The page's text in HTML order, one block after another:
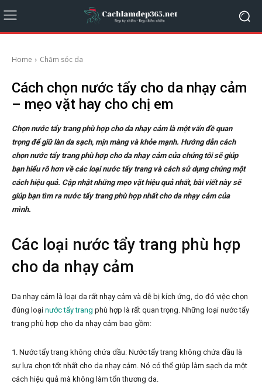
Home Chăm sóc da
Cách chọn nước tẩy cho da nhạy cảm
– mẹo vặt hay cho chị em
Chọn nước tẩy trang phù hợp cho da nhạy cảm là một vấn đề quan
trọng để giữ làn da sạch, mịn màng và khỏe mạnh. Hướng dẫn cách
chọn nước tẩy trang phù hợp cho da nhạy cảm của chúng tôi sẽ giúp
bạn hiểu rõ hơn về các loại nước tẩy trang và cách sử dụng chúng một
cách hiệu quả. Cập nhật những mẹo vặt hiệu quả nhất, bài viết này sẽ
giúp bạn tìm ra nước tẩy trang phù hợp nhất cho da nhạy cảm của
mình.
Các loại nước tẩy trang phù hợp
cho da nhạy cảm
Da nhạy cảm là loại da rất nhạy cảm và dễ bị kích ứng, do đó việc chọn
đúng loại nước tẩy trang phù hợp là rất quan trọng. Những loại nước tẩy
trang phù hợp cho da nhạy cảm bao gồm:
1. Nước tẩy trang không chứa dầu: Nước tẩy trang không chứa dầu là
sự lựa chọn tốt nhất cho da nhạy cảm. Nó có thể giúp làm sạch da một
cách hiệu quả mà không làm tổn thương da.